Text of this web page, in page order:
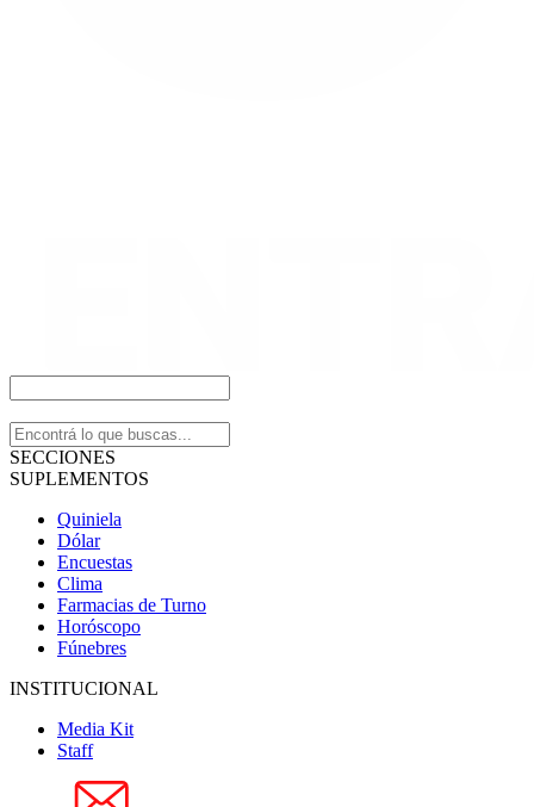
SECCIONES
SUPLEMENTOS
Quiniela
Dólar
Encuestas
Clima
Farmacias de Turno
Horóscopo
Fúnebres
INSTITUCIONAL
Media Kit
Staff